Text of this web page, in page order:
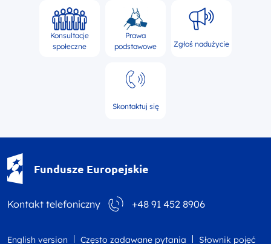
Konsultacje
społeczne
Prawa
podstawowe
Zgłoś nadużycie
Skontaktuj się
Fundusze Europejskie
Kontakt telefoniczny +48 91 452 8906
English version Często zadawane pytania Słownik pojęć